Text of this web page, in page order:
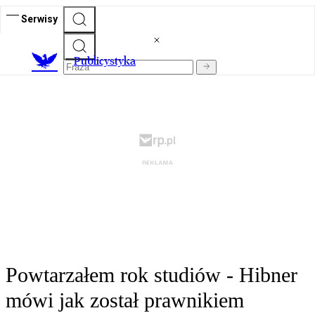
Serwisy
Publicystyka
Powtarzałem rok studiów - Hibner
mówi jak został prawnikiem